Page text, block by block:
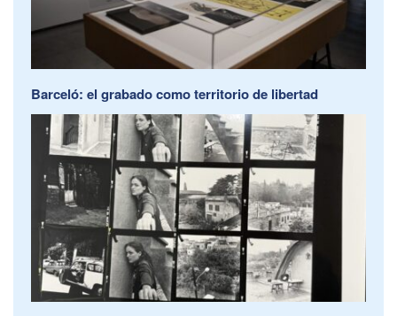
Barceló: el grabado como territorio de libertad